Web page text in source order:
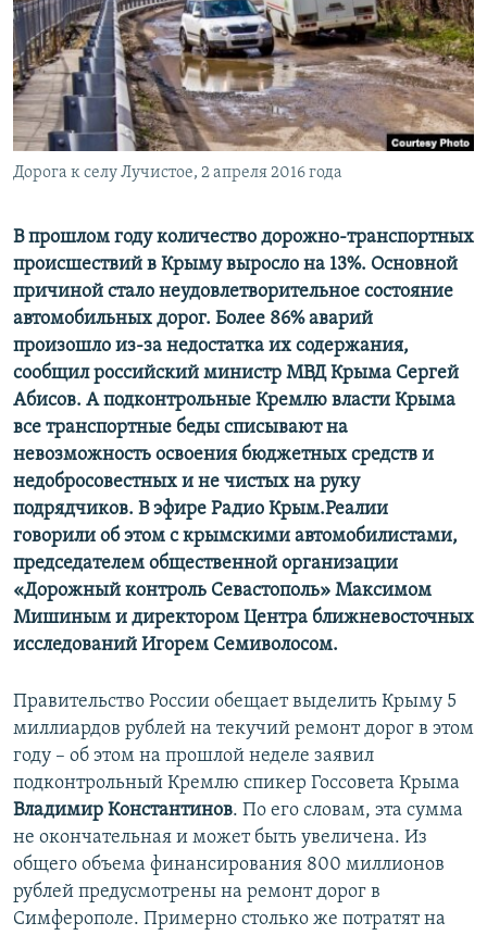
ПОБЕДИТЕЛЕЙ НЕ СУДЯТ?
КРЫМ.НЕПОКОРЕННЫЙ
ELIFBE
УКРАИНСКАЯ ПРОБЛЕМА КРЫМА
ПРИСОЕДИНЯЙТЕСЬ!
Все сайты RFE/RL
Дорога к селу Лучистое, 2 апреля 2016 года
В прошлом году количество дорожно-транспортных
происшествий в Крыму выросло на 13%. Основной
причиной стало неудовлетворительное состояние
автомобильных дорог. Более 86% аварий
произошло из-за недостатка их содержания,
сообщил российский министр МВД Крыма Сергей
Абисов. А подконтрольные Кремлю власти Крыма
все транспортные беды списывают на
невозможность освоения бюджетных средств и
недобросовестных и не чистых на руку
подрядчиков. В эфире Радио Крым.Реалии
говорили об этом с крымскими автомобилистами,
председателем общественной организации
«Дорожный контроль Севастополь» Максимом
Мишиным и директором Центра ближневосточных
исследований Игорем Семиволосом.
Правительство России обещает выделить Крыму 5
миллиардов рублей на текучий ремонт дорог в этом
году – об этом на прошлой неделе заявил
подконтрольный Кремлю спикер Госсовета Крыма
Владимир Константинов. По его словам, эта сумма
не окончательная и может быть увеличена. Из
общего объема финансирования 800 миллионов
рублей предусмотрены на ремонт дорог в
Симферополе. Примерно столько же потратят на